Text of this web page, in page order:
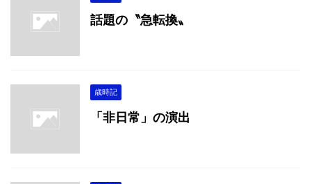
話題の〝急転換〟
歳時記
「非日常」の演出